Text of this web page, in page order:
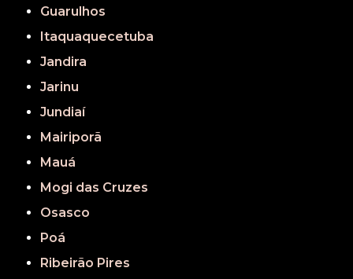
Guarulhos
Itaquaquecetuba
Jandira
Jarinu
Jundiaí
Mairiporã
Mauá
Mogi das Cruzes
Osasco
Poá
Ribeirão Pires